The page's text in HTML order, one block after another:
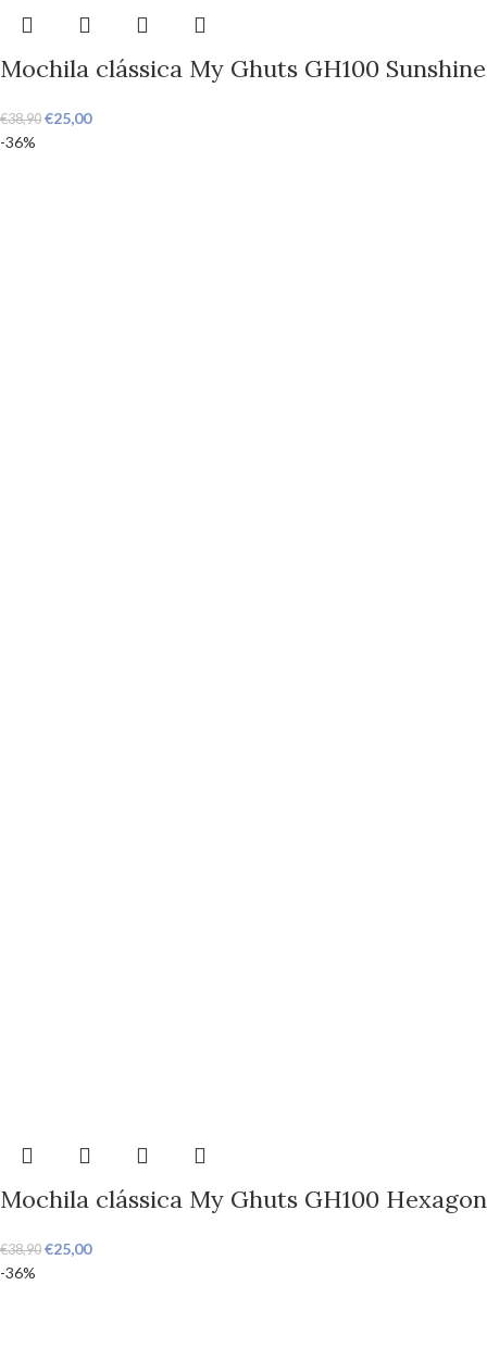
Mochila clássica My Ghuts GH100 Sunshine
€38,90 €25,00
-36%
Mochila clássica My Ghuts GH100 Hexagon
€38,90 €25,00
-36%